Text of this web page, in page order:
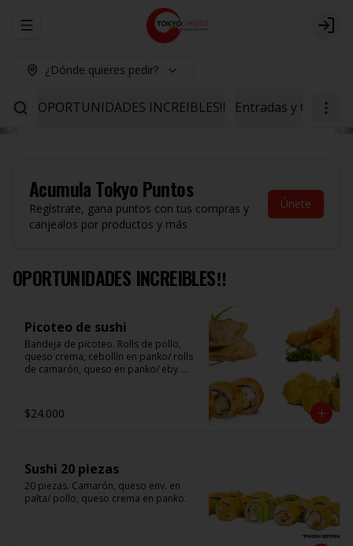
Abrir menu de navegación Login
¿Dónde quieres pedir?
OPORTUNIDADES INCREIBLES‼️ Entradas y
AcumulaTokyo Puntos
Regístrate, gana puntos con tus compras y
canjealos por productos y más
Únete
OPORTUNIDADES INCREIBLES‼️
Picoteo de sushi
Bandeja de picoteo. Rolls de pollo,
queso crema, cebollín en panko/ rolls
de camarón, queso en panko/ eby
crema)/ gyosas mixtas.
$24.000
Sushi 20 piezas
20 piezas. Camarón, queso env. en
palta/ pollo, queso crema en panko.